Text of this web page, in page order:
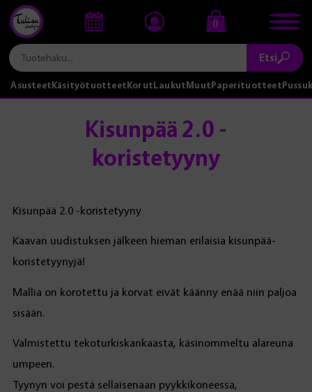
0
Etsi
AsusteetKäsityötuotteetKorutLaukutMuutPaperituotteet
Kisunpää 2.0 -
koristetyyny
Kisunpää 2.0 -koristetyyny
Kaavan uudistuksen jälkeen hieman erilaisia kisunpää-
koristetyynyjä!
Mallia on korotettu ja korvat eivät käänny enää niin paljoa
sisään.
Valmistettu tekoturkiskankaasta, käsinommeltu alareuna
umpeen.
Tyynyn voi pestä sellaisenaan pyykkikoneessa,